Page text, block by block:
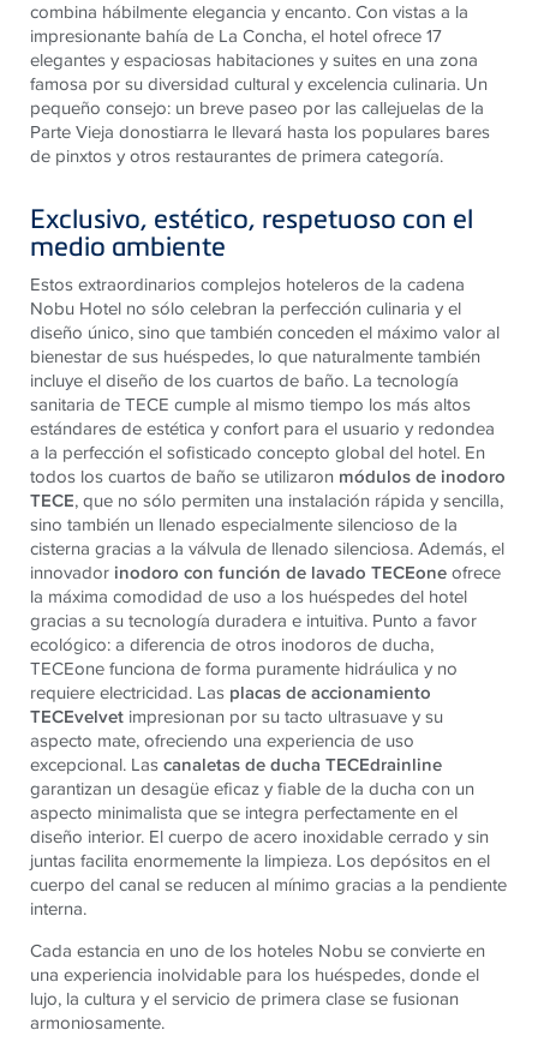
combina hábilmente elegancia y encanto. Con vistas a la
impresionante bahía de La Concha, el hotel ofrece 17
elegantes y espaciosas habitaciones y suites en una zona
famosa por su diversidad cultural y excelencia culinaria. Un
pequeño consejo: un breve paseo por las callejuelas de la
Parte Vieja donostiarra le llevará hasta los populares bares
de pinxtos y otros restaurantes de primera categoría.
Exclusivo, estético, respetuoso con el
medio ambiente
Estos extraordinarios complejos hoteleros de la cadena
Nobu Hotel no sólo celebran la perfección culinaria y el
diseño único, sino que también conceden el máximo valor al
bienestar de sus huéspedes, lo que naturalmente también
incluye el diseño de los cuartos de baño. La tecnología
sanitaria deTECE cumple al mismo tiempo los más altos
estándares de estética y confort para el usuario y redondea
a la perfección el sofisticado concepto global del hotel. En
todos los cuartos de baño se utilizaron módulos de inodoro
TECE, que no sólo permiten una instalación rápida y sencilla,
sino también un llenado especialmente silencioso de la
cisterna gracias a la válvula de llenado silenciosa. Además, el
innovador inodoro con función de lavado TECEoneofrece
la máxima comodidad de uso a los huéspedes del hotel
gracias a su tecnología duradera e intuitiva. Punto a favor
ecológico: a diferencia de otros inodoros de ducha,
TECEone funciona de forma puramente hidráulica y no
requiere electricidad. Las placas de accionamiento
TECEvelvet impresionan por su tacto ultrasuave y su
aspecto mate, ofreciendo una experiencia de uso
excepcional. Lascanaletas de ducha TECEdrainline
garantizan un desagüe eficaz y fiable de la ducha con un
aspecto minimalista que se integra perfectamente en el
diseño interior. El cuerpo de acero inoxidable cerrado y sin
juntas facilita enormemente la limpieza. Los depósitos en el
cuerpo del canal se reducen al mínimo gracias a la pendiente
interna.
Cada estancia en uno de los hoteles Nobu se convierte en
una experiencia inolvidable para los huéspedes, donde el
lujo, la cultura y el servicio de primera clase se fusionan
armoniosamente.